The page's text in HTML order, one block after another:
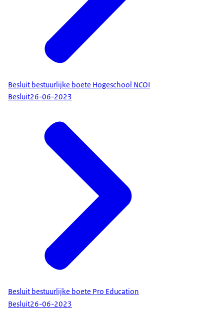
Besluit bestuurlijke boete Hogeschool NCOI
Besluit26-06-2023
Besluit bestuurlijke boete Pro Education
Besluit26-06-2023